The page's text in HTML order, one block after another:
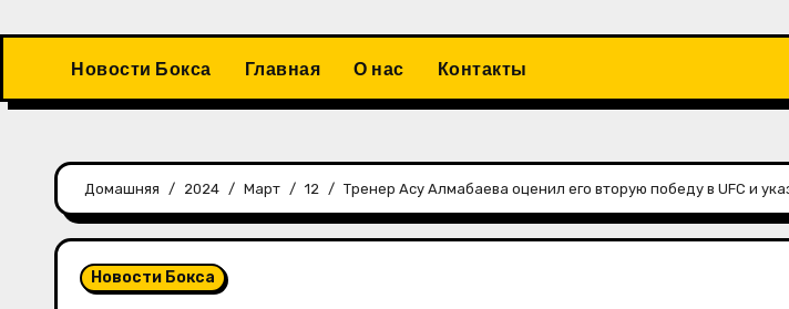
Новости Бокса Главная О нас Контакты
Домашняя 2024 Март 12 Тренер Асу Алмабаева оценил его вторую победу в UFC и
Новости Бокса